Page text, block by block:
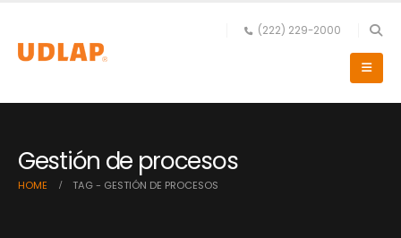
(222) 229-2000
Gestión de procesos
HOME TAG - GESTIÓN DE PROCESOS